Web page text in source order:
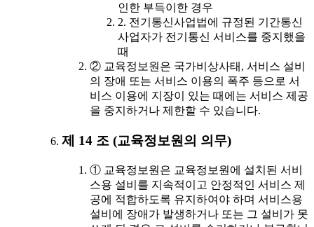
인한 부득이한 경우
2. 전기통신사업법에 규정된 기간통신
사업자가 전기통신 서비스를 중지했을
때
② 교육정보원은 국가비상사태, 서비스 설비
의 장애 또는 서비스 이용의 폭주 등으로 서
비스 이용에 지장이 있는 때에는 서비스 제공
을 중지하거나 제한할 수 있습니다.
제 14 조 (교육정보원의 의무)
① 교육정보원은 교육정보원에 설치된 서비
스용 설비를 지속적이고 안정적인 서비스 제
공에 적합하도록 유지하여야 하며 서비스용
설비에 장애가 발생하거나 또는 그 설비가 못